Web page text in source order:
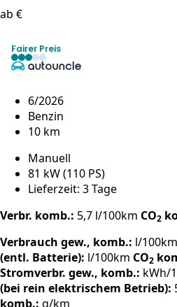
ab €
Fairer Preis
6/2026
Benzin
10 km
Manuell
81 kW (110 PS)
Lieferzeit: 3 Tage
Verbr. komb.: 5,7 l/100km CO2
Verbrauch gew., komb.: l/100km
(entl. Batterie): l/100km CO2
Stromverbr. gew., komb.: kWh/
(bei rein elektrischem Betrieb):
komb.: g/km